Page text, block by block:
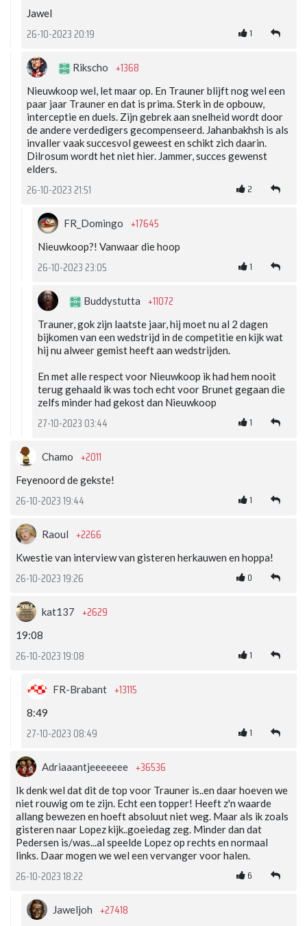
Jawel
26-10-2023 20:19 1
Rikscho +1368
Nieuwkoop wel, let maar op. En Trauner blijft nog wel een
paar jaar Trauner en dat is prima. Sterk in de opbouw,
interceptie en duels. Zijn gebrek aan snelheid wordt door
de andere verdedigers gecompenseerd. Jahanbakhsh is als
invaller vaak succesvol geweest en schikt zich daarin.
Dilrosum wordt het niet hier. Jammer, succes gewenst
elders.
26-10-2023 21:51 2
FR_Domingo +17645
Nieuwkoop?! Vanwaar die hoop
26-10-2023 23:05 1
Buddystutta +11072
Trauner, gok zijn laatste jaar, hij moet nu al 2 dagen
bijkomen van een wedstrijd in de competitie en kijk wat
hij nu alweer gemist heeft aan wedstrijden.
En met alle respect voor Nieuwkoop ik had hem nooit
terug gehaald ik was toch echt voor Brunet gegaan die
zelfs minder had gekost dan Nieuwkoop
27-10-2023 03:44 1
Chamo +2011
Feyenoord de gekste!
26-10-2023 19:44 1
Raoul +2266
Kwestie van interview van gisteren herkauwen en hoppa!
26-10-2023 19:26 0
kat137 +2629
19:08
26-10-2023 19:08 1
FR-Brabant +13115
8:49
27-10-2023 08:49 1
Adriaaantjeeeeeee +36536
Ik denk wel dat dit de top voor Trauner is..en daar hoeven we
niet rouwig om te zijn. Echt een topper! Heeft z'n waarde
allang bewezen en hoeft absoluut niet weg. Maar als ik zoals
gisteren naar Lopez kijk..goeiedag zeg. Minder dan dat
Pedersen is/was...al speelde Lopez op rechts en normaal
links. Daar mogen we wel een vervanger voor halen.
26-10-2023 18:22 6
Jaweljoh +27418